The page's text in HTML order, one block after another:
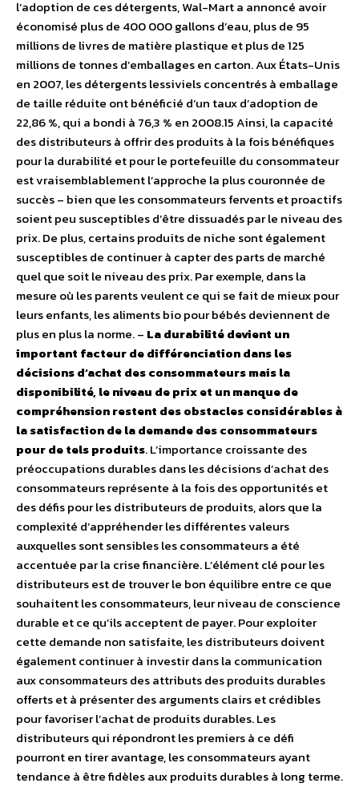
l’adoption de ces détergents, Wal-Mart a annoncé avoir
économisé plus de 400 000 gallons d’eau, plus de 95
millions de livres de matière plastique et plus de 125
millions de tonnes d’emballages en carton. Aux États-Unis
en 2007, les détergents lessiviels concentrés à emballage
de taille réduite ont bénéficié d’un taux d’adoption de
22,86 %, qui a bondi à 76,3 % en 2008.15 Ainsi, la capacité
des distributeurs à offrir des produits à la fois bénéfiques
pour la durabilité et pour le portefeuille du consommateur
est vraisemblablement l’approche la plus couronnée de
succès – bien que les consommateurs fervents et proactifs
soient peu susceptibles d’être dissuadés par le niveau des
prix. De plus, certains produits de niche sont également
susceptibles de continuer à capter des parts de marché
quel que soit le niveau des prix. Par exemple, dans la
mesure où les parents veulent ce qui se fait de mieux pour
leurs enfants, les aliments bio pour bébés deviennent de
plus en plus la norme. – La durabilité devient un
important facteur de différenciation dans les
décisions d’achat des consommateurs mais la
disponibilité, le niveau de prix et un manque de
compréhension restent des obstacles considérables à
la satisfaction de la demande des consommateurs
pour de tels produits. L’importance croissante des
préoccupations durables dans les décisions d’achat des
consommateurs représente à la fois des opportunités et
des défis pour les distributeurs de produits, alors que la
complexité d’appréhender les différentes valeurs
auxquelles sont sensibles les consommateurs a été
accentuée par la crise financière. L’élément clé pour les
distributeurs est de trouver le bon équilibre entre ce que
souhaitent les consommateurs, leur niveau de conscience
durable et ce qu’ils acceptent de payer. Pour exploiter
cette demande non satisfaite, les distributeurs doivent
également continuer à investir dans la communication
aux consommateurs des attributs des produits durables
offerts et à présenter des arguments clairs et crédibles
pour favoriser l’achat de produits durables. Les
distributeurs qui répondront les premiers à ce défi
pourront en tirer avantage, les consommateurs ayant
tendance à être fidèles aux produits durables à long terme.